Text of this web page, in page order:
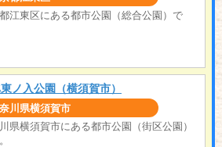
江東区にある都市公園（総合公園）で
ノ入公園（横須賀市）
川県横須賀市
県横須賀市にある都市公園（街区公園）